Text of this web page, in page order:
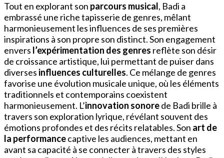
Tout en explorant son parcours musical, Badi a
embrassé une riche tapisserie de genres, mêlant
harmonieusement les influences de ses premières
inspirations à son propre son distinct. Son engagement
envers l’expérimentation des genres reflète son désir
de croissance artistique, lui permettant de puiser dans
diverses influences culturelles. Ce mélange de genres
favorise une évolution musicale unique, où les éléments
traditionnels et contemporains coexistent
harmonieusement. L’innovation sonorede Badi brille à
travers son exploration lyrique, révélant souvent des
émotions profondes et des récits relatables. Son art de
la performancecaptive les audiences, mettant en
avant sa capacité à se connecter à travers des styles